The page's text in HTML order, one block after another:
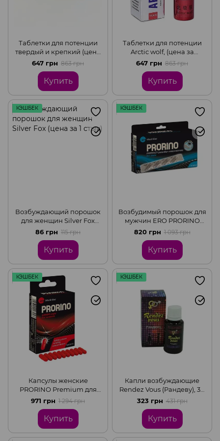
Таблетки для потенции
твердый и крепкий (цена
за упаковку,10 таблеток )
647 грн 863 грн
Купить
Таблетки для потенции
Arctic wolf, (цена за
упаковку, 10 таблеток)
647 грн 863 грн
Купить
КЭШБЕК
Возбуждающий порошок
для женщин Silver Fox
(цена за 1 стык)
86 грн 115 грн
Купить
КЭШБЕК
Возбудимый порошок для
мужчин ERO PRORINO
black (цена за упаковку, 7
стыков по 5 гр)
820 грн 1 093 грн
Купить
КЭШБЕК
Капсулы женские
PRORINO Premium для
повышения либидо (цена
за упаковку, 10 капсул)
971 грн 1 294 грн
Купить
КЭШБЕК
Капли возбуждающие
Rendez Vous (Рандеву), 30
мл
323 грн 431 грн
Купить